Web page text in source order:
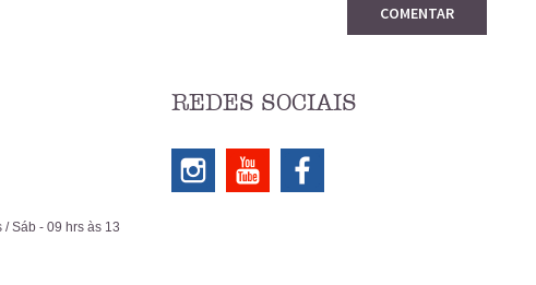
COMENTAR
Sáb - 09 hrs às 13
REDES SOCIAIS